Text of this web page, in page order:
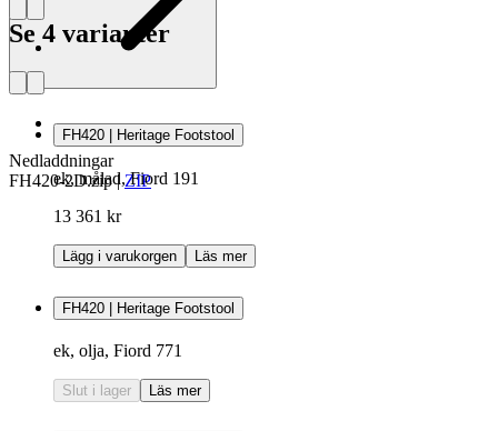
Nedladdningar
FH420-2D.zip|ZIP
Se 4 varianter
FH420 | Heritage Footstool
ek, målad, Fiord 191
13 361 kr
Lägg i varukorgen Läs mer
FH420 | Heritage Footstool
ek, olja, Fiord 771
Slut i lager Läs mer